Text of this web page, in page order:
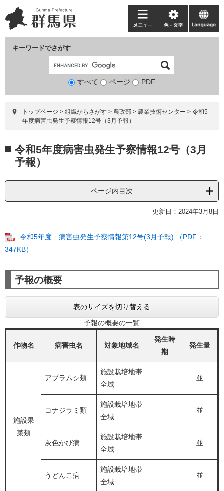
ー
ジ
ニ
ュ
て
キーワードでさがす
検
象
すべて ページ PDF
メ
ニ
ー
色・
文
language
トップページ > 組織からさがす > 農政部 > 農業技術センター > 令和5
年度病害虫発生予察情報12号（3月予報）
文 令和5年度病害虫発生予察情報12号（3月
予報）
ページ内目次
更新日：2024年3月8日
令和5年度 病害虫発生予察情報第12号(3月予報) （PDF：
347KB）
予報の概要
表のサイズを切り替える
予報の概要の一覧
作物名 病害虫名 対象地域名
発生時
期
発生量
施設果
菜類
アブラムシ類
施設栽培地帯
全域
並
コナジラミ類
施設栽培地帯
全域
並
灰色かび病
施設栽培地帯
全域
並
うどんこ病
施設栽培地帯
全域
並